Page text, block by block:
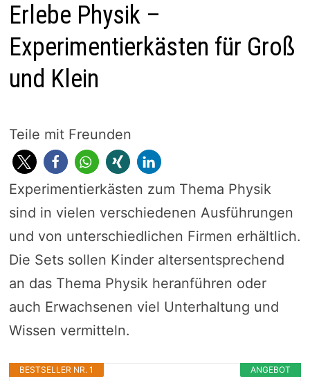
Erlebe Physik –
Experimentierkästen für Groß
und Klein
Teile mit Freunden
Experimentierkästen zum Thema Physik
sind in vielen verschiedenen Ausführungen
und von unterschiedlichen Firmen erhältlich.
Die Sets sollen Kinder altersentsprechend
an das Thema Physik heranführen oder
auch Erwachsenen viel Unterhaltung und
Wissen vermitteln.
ANGEBOT
BESTSELLER NR. 1